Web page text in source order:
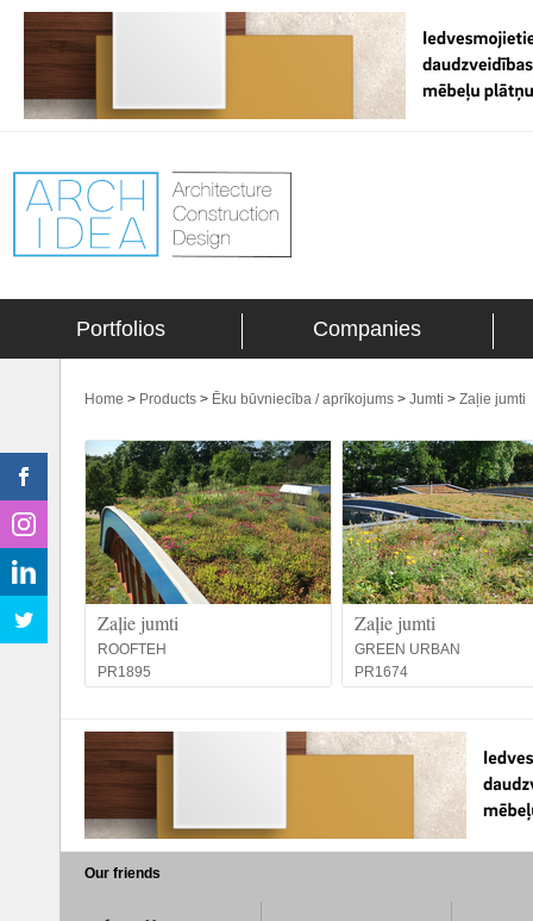
Portfolios Companies
Home > Products > Ēku būvniecība / aprīkojums > Jumti > Zaļie jumti
Zaļie jumti
ROOFTEH
PR1895
Zaļie jumti
GREEN URBAN
PR1674
Our friends